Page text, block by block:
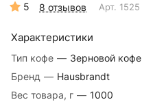
5 8 отзывов Арт. 1525
Характеристики
Тип кофе — Зерновой кофе
Бренд — Hausbrandt
Вес товара, г — 1000